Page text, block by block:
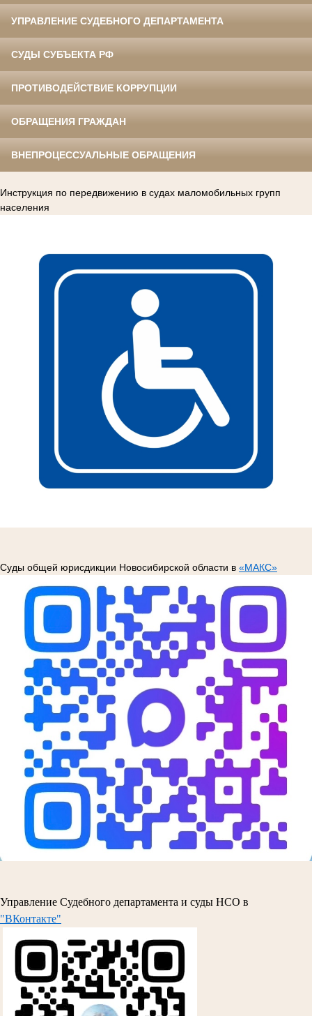
УПРАВЛЕНИЕ СУДЕБНОГО ДЕПАРТАМЕНТА
СУДЫ СУБЪЕКТА РФ
ПРОТИВОДЕЙСТВИЕ КОРРУПЦИИ
ОБРАЩЕНИЯ ГРАЖДАН
ВНЕПРОЦЕССУАЛЬНЫЕ ОБРАЩЕНИЯ
Инструкция по передвижению в судах маломобильных групп
населения
Суды общей юрисдикции Новосибирской области в «МАКС»
Управление Судебного департамента и суды НСО в
"ВКонтакте"